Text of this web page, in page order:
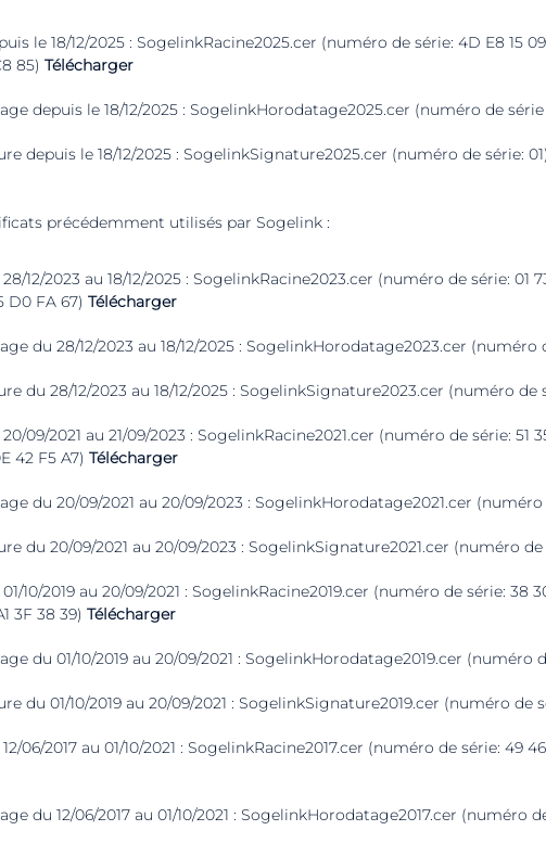
le 18/12/2025 : SogelinkRacine2025.cer (numéro de série: 4D E8 15 09
85) Télécharger
depuis le 18/12/2025 : SogelinkHorodatage2025.cer (numéro de série
depuis le 18/12/2025 : SogelinkSignature2025.cer (numéro de série: 01)
précédemment utilisés par Sogelink :
12/2023 au 18/12/2025 : SogelinkRacine2023.cer (numéro de série: 01
D0 FA 67) Télécharger
du 28/12/2023 au 18/12/2025 : SogelinkHorodatage2023.cer (numéro
du 28/12/2023 au 18/12/2025 : SogelinkSignature2023.cer (numéro de
09/2021 au 21/09/2023 : SogelinkRacine2021.cer (numéro de série: 51
42 F5 A7) Télécharger
du 20/09/2021 au 20/09/2023 : SogelinkHorodatage2021.cer (numéro
du 20/09/2021 au 20/09/2023 : SogelinkSignature2021.cer (numéro de
10/2019 au 20/09/2021 : SogelinkRacine2019.cer (numéro de série: 38
3F 38 39) Télécharger
du 01/10/2019 au 20/09/2021 : SogelinkHorodatage2019.cer (numéro
du 01/10/2019 au 20/09/2021 : SogelinkSignature2019.cer (numéro de
06/2017 au 01/10/2021 : SogelinkRacine2017.cer (numéro de série: 49
du 12/06/2017 au 01/10/2021 : SogelinkHorodatage2017.cer (numéro